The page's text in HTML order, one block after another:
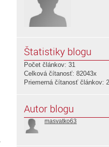
Štatistiky blogu
Počet článkov: 31
Celková čítanosť: 82043x
Priemerná čítanosť článkov:
Autor blogu
masvatko63